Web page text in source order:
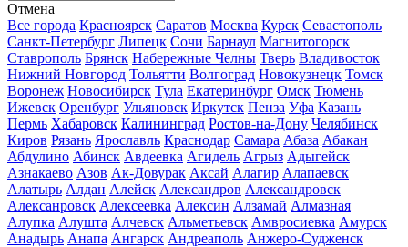
Отмена
Все города Красноярск Саратов Москва Курск Севастополь
Санкт-Петербург Липецк Сочи Барнаул Магнитогорск
Ставрополь Брянск Набережные Челны Тверь Владивосток
Нижний Новгород Тольятти Волгоград Новокузнецк Томск
Воронеж Новосибирск Тула Екатеринбург Омск Тюмень
Ижевск Оренбург Ульяновск Иркутск Пенза Уфа Казань
Пермь Хабаровск Калининград Ростов-на-Дону Челябинск
Киров Рязань Ярославль Краснодар Самара Абаза Абакан
Абдулино Абинск Авдеевка Агидель Агрыз Адыгейск
Азнакаево Азов Ак-Довурак Аксай Алагир Алапаевск
Алатырь Алдан Алейск Александров Александровск
Алексанровск Алексеевка Алексин Алзамай Алмазная
Алупка Алушта Алчевск Альметьевск Амвросиевка Амурск
Анадырь Анапа Ангарск Андреаполь Анжеро-Судженск